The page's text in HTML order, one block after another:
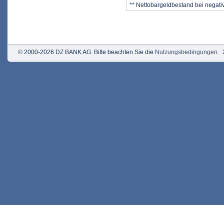
** Nettobargeldbestand bei
© 2000-2026 DZ BANK AG. Bitte beachten Sie die Nutzungsbedingungen.